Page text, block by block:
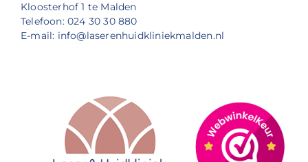
Kloosterhof 1 te Malden
Telefoon: 024 30 30 880
E-mail: info@laserenhuidkliniekmalden.nl